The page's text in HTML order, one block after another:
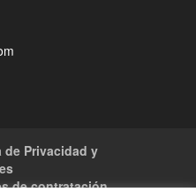
Privacidad y
de contratación